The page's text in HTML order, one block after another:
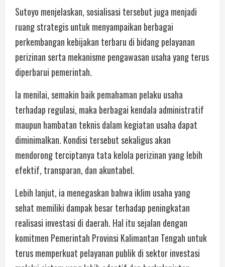
Sutoyo menjelaskan, sosialisasi tersebut juga menjadi
ruang strategis untuk menyampaikan berbagai
perkembangan kebijakan terbaru di bidang pelayanan
perizinan serta mekanisme pengawasan usaha yang terus
diperbarui pemerintah.
Ia menilai, semakin baik pemahaman pelaku usaha
terhadap regulasi, maka berbagai kendala administratif
maupun hambatan teknis dalam kegiatan usaha dapat
diminimalkan. Kondisi tersebut sekaligus akan
mendorong terciptanya tata kelola perizinan yang lebih
efektif, transparan, dan akuntabel.
Lebih lanjut, ia menegaskan bahwa iklim usaha yang
sehat memiliki dampak besar terhadap peningkatan
realisasi investasi di daerah. Hal itu sejalan dengan
komitmen Pemerintah Provinsi Kalimantan Tengah untuk
terus memperkuat pelayanan publik di sektor investasi